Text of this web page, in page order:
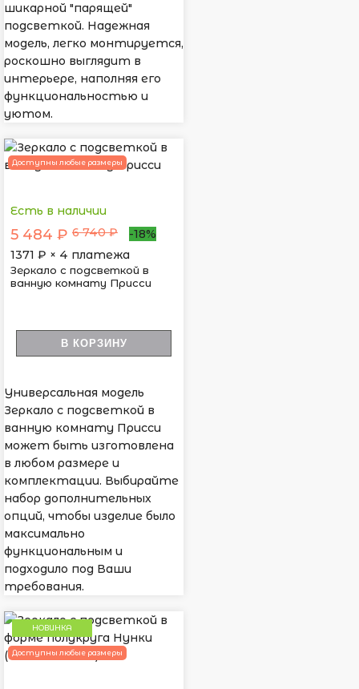
шикарной "парящей"
подсветкой. Надежная
модель, легко монтируется,
роскошно выглядит в
интерьере, наполняя его
функциональностью и
уютом.
Доступны любые размеры
Есть в наличии
5 484 ₽ 6 740 ₽
-18%
1371 ₽ × 4 платежа
Зеркало с подсветкой в
ванную комнату Присси
В КОРЗИНУ
Универсальная модель
Зеркало с подсветкой в
ванную комнату Присси
может быть изготовлена
в любом размере и
комплектации. Выбирайте
набор дополнительных
опций, чтобы изделие было
максимально
функциональным и
подходило под Ваши
требования.
НОВИНКА
Доступны любые размеры